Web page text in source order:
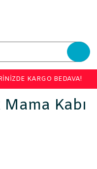
KARGO BEDAVA!
Kabı